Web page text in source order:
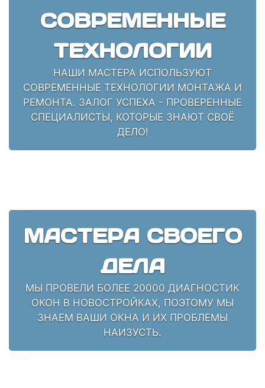
СОВРЕМЕННЫЕ
ТЕХНОЛОГИИ
НАШИ МАСТЕРА ИСПОЛЬЗУЮТ
СОВРЕМЕННЫЕ ТЕХНОЛОГИИ МОНТАЖА И
РЕМОНТА. ЗАЛОГ УСПЕХА - ПРОВЕРЕННЫЕ
СПЕЦИАЛИСТЫ, КОТОРЫЕ ЗНАЮТ СВОЁ
ДЕЛО!
МАСТЕРА СВОЕГО
ДЕЛА
МЫ ПРОВЕЛИ БОЛЕЕ 20000 ДИАГНОСТИК
ОКОН В НОВОСТРОЙКАХ, ПОЭТОМУ МЫ
ЗНАЕМ ВАШИ ОКНА И ИХ ПРОБЛЕМЫ
НАИЗУСТЬ.